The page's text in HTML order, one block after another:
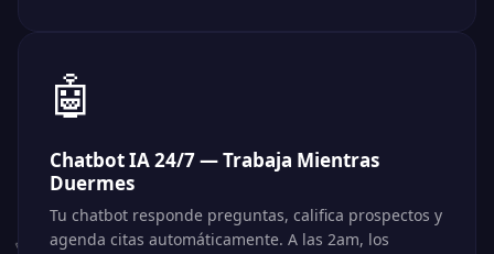
🤖
Chatbot IA 24/7 — Trabaja Mientras
Duermes
Tu chatbot responde preguntas, califica prospectos y
agenda citas automáticamente. A las 2am, los